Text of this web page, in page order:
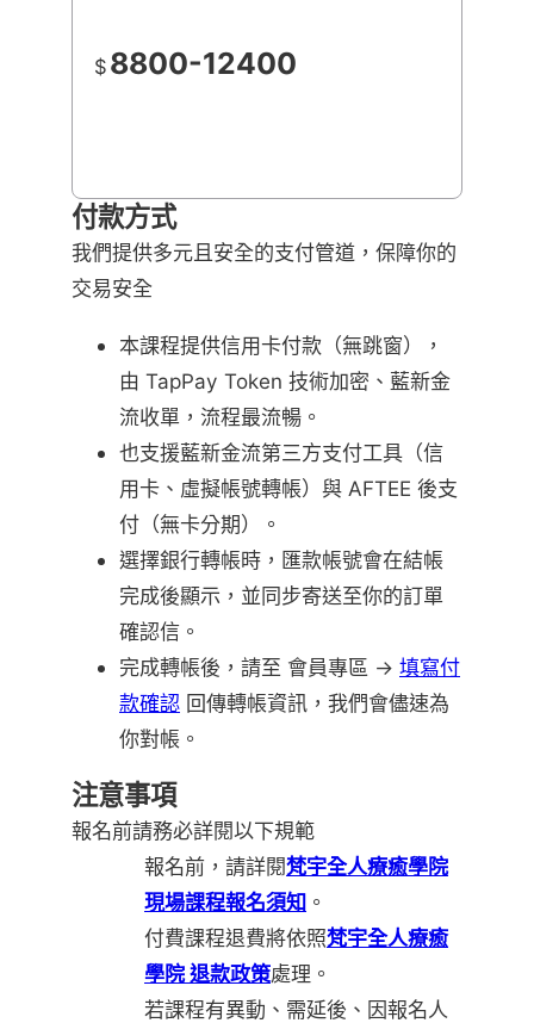
$ 8800-12400
付款方式
我們提供多元且安全的支付管道，保障你的
交易安全
本課程提供信用卡付款（無跳窗），
由 TapPay Token 技術加密、藍新金
流收單，流程最流暢。
也支援藍新金流第三方支付工具（信
用卡、虛擬帳號轉帳）與 AFTEE 後支
付（無卡分期）。
選擇銀行轉帳時，匯款帳號會在結帳
完成後顯示，並同步寄送至你的訂單
確認信。
完成轉帳後，請至 會員專區 → 填寫付
款確認 回傳轉帳資訊，我們會儘速為
你對帳。
注意事項
報名前請務必詳閱以下規範
報名前，請詳閱梵宇全人療癒學院
現場課程報名須知 。
付費課程退費將依照梵宇全人療癒
學院 退款政策處理。
若課程有異動、需延後、因報名人